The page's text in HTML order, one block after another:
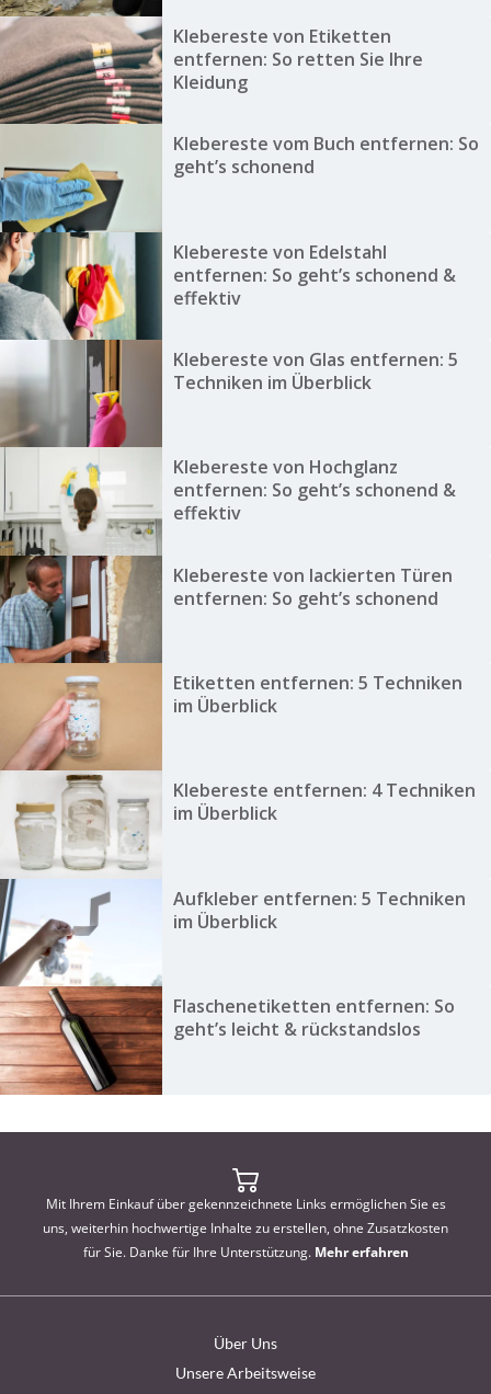
Klebereste von Etiketten
entfernen: So retten Sie Ihre
Kleidung
Klebereste vom Buch entfernen: So
geht’s schonend
Klebereste von Edelstahl
entfernen: So geht’s schonend &
effektiv
Klebereste von Glas entfernen: 5
Techniken im Überblick
Klebereste von Hochglanz
entfernen: So geht’s schonend &
effektiv
Klebereste von lackierten Türen
entfernen: So geht’s schonend
Etiketten entfernen: 5 Techniken
im Überblick
Klebereste entfernen: 4 Techniken
im Überblick
Aufkleber entfernen: 5 Techniken
im Überblick
Flaschenetiketten entfernen: So
geht’s leicht & rückstandslos
Mit Ihrem Einkauf über gekennzeichnete Links ermöglichen Sie es
uns, weiterhin hochwertige Inhalte zu erstellen, ohne Zusatzkosten
für Sie. Danke für Ihre Unterstützung. Mehr erfahren
Über Uns
Unsere Arbeitsweise